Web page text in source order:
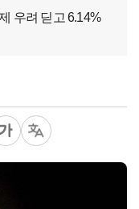
우려 딛고 6.14%